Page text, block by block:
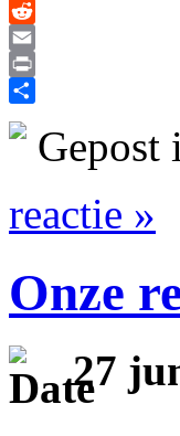
X
Reddit
Email
Print
Delen
Gepost
reactie »
Onze
27